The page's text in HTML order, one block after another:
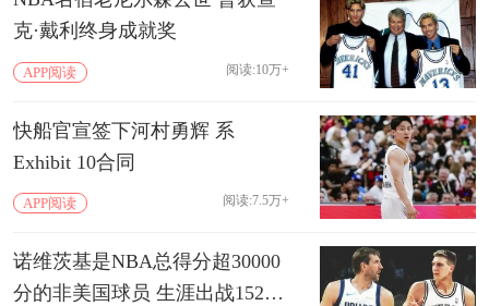
克·戴利终身成就奖
APP阅读 阅读:10万+
快船官宣签下河村勇辉 系
Exhibit 10合同
APP阅读 阅读:7.5万+
诺维茨基是NBA总得分超30000
分的非美国球员 生涯出战1522